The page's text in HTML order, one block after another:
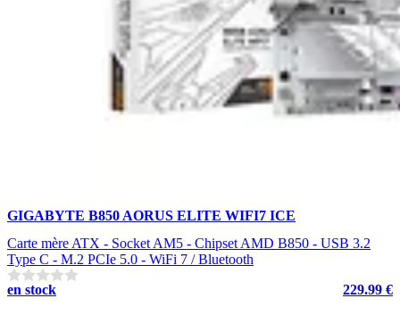
GIGABYTE B850 AORUS ELITE WIFI7 ICE
Carte mère ATX - Socket AM5 - Chipset AMD B850 - USB 3.2
Type C - M.2 PCIe 5.0 - WiFi 7 / Bluetooth
en stock
229.99 €